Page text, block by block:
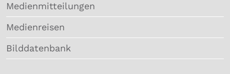
Medienmitteilungen
Medienreisen
Bilddatenbank